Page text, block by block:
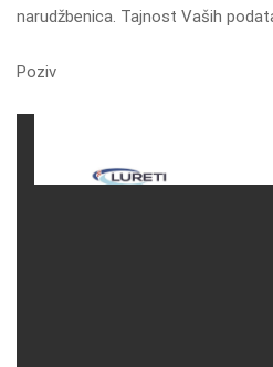
narudžbenica. Tajnost Vaših
Poziv